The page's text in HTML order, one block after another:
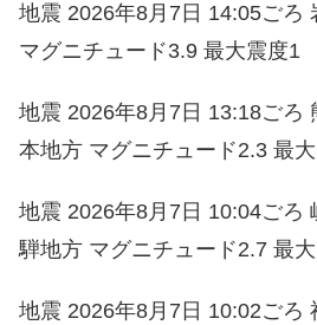
地震 2026年8月7日 14:05ごろ
マグニチュード3.9 最大震度1
地震 2026年8月7日 13:18ごろ
本地方 マグニチュード2.3 最
地震 2026年8月7日 10:04ごろ
騨地方 マグニチュード2.7 最
地震 2026年8月7日 10:02ごろ